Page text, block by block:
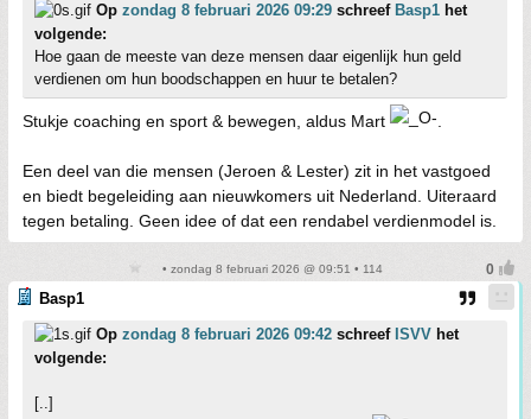
Op zondag 8 februari 2026 09:29 schreef Basp1 het
volgende:
Hoe gaan de meeste van deze mensen daar eigenlijk hun geld
verdienen om hun boodschappen en huur te betalen?
Stukje coaching en sport & bewegen, aldus Mart
Een deel van die mensen (Jeroen & Lester) zit in het vastgoed
en biedt begeleiding aan nieuwkomers uit Nederland. Uiteraard
tegen betaling. Geen idee of dat een rendabel verdienmodel is.
• zondag 8 februari 2026 @ 09:51 • 114
Basp1
Op zondag 8 februari 2026 09:42 schreef ISVV het
volgende:
[..]